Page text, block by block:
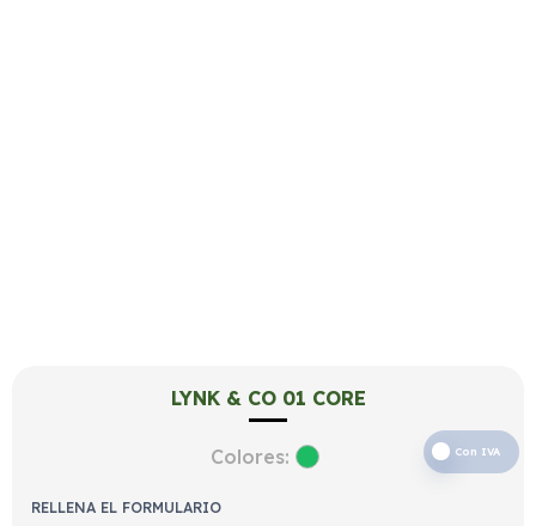
LYNK & CO 01 CORE
Con IVA
Colores:
RELLENA EL FORMULARIO